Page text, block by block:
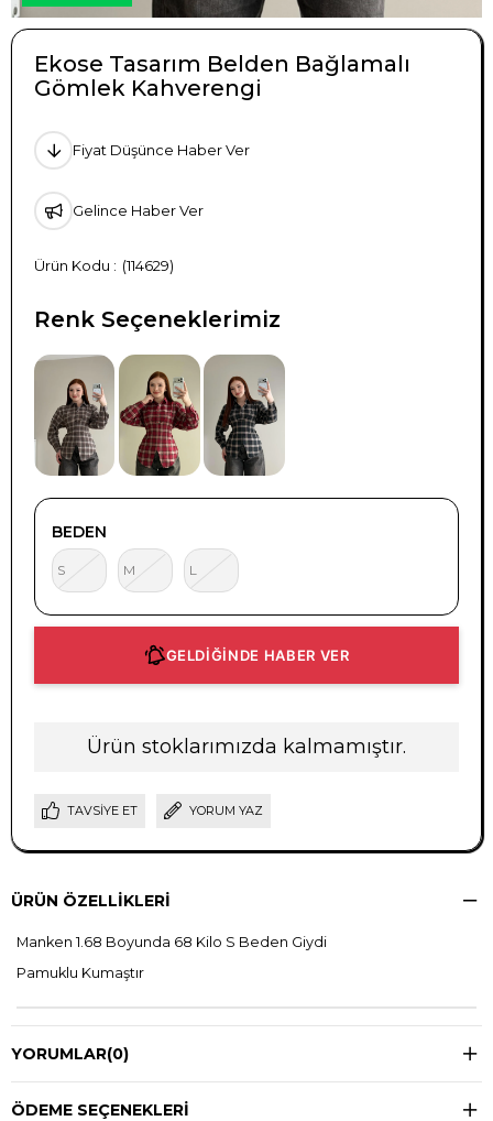
Ekose Tasarım Belden Bağlamalı
Gömlek Kahverengi
Fiyat Düşünce Haber Ver
Gelince Haber Ver
(114629)
Renk Seçeneklerimiz
TÜKENDI TÜKENDI TÜKENDI
BEDEN
S M L
GELDİĞİNDE HABER VER
Ürün stoklarımızda kalmamıştır.
TAVSIYE ET YORUM YAZ
ÜRÜN ÖZELLIKLERI
Manken 1.68 Boyunda 68 Kilo S Beden Giydi
Pamuklu Kumaştır
YORUMLAR(0)
ÖDEME SEÇENEKLERI